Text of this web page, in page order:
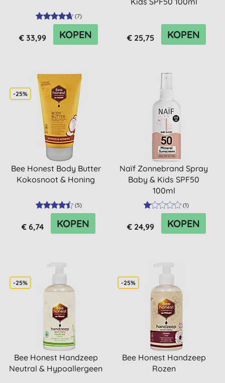
(7)
€ 33,99 KOPEN € 25,75 KOPEN
-25%
Bee Honest Body Butter
Kokosnoot & Honing
(5)
€ 6,74 KOPEN
Naïf Zonnebrand Spray
Baby & Kids SPF50
100ml
(1)
€ 24,99 KOPEN
-25%
Bee Honest Handzeep
Neutral & Hypoallergeen
-25%
Bee Honest Handzeep
Rozen